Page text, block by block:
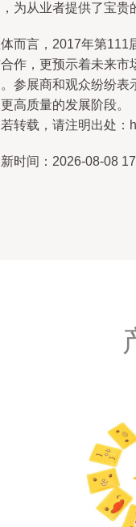
为从业者提供了宝贵
而言，2017年第111
作，更预示着未来市
参展商和观众纷纷表
高质量的发展阶段。
转载，请注明出处：
时间：2026-08-08